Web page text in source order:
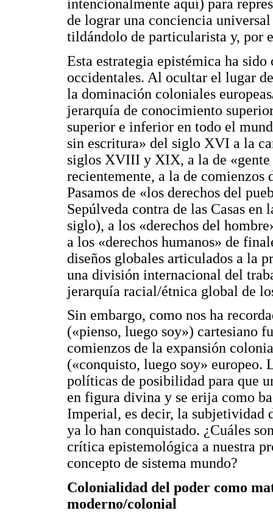
intencionalmente aquí) para
de lograr una conciencia
tildándolo de particularista y, por
Esta estrategia epistémica ha
occidentales. Al ocultar el lugar
la dominación coloniales
jerarquía de conocimiento
superior e inferior en todo el
sin escritura» del siglo XVI a la
siglos XVIII y XIX, a la de
recientemente, a la de
Pasamos de «los derechos del
Sepúlveda contra de las Casas en
siglo), a los «derechos del
a los «derechos humanos» de
diseños globales articulados a la
una división internacional del
jerarquía racial/étnica global de
Sin embargo, como nos ha
(«pienso, luego soy») cartesiano
comienzos de la expansión
(«conquisto, luego soy» europeo.
políticas de posibilidad para que
en figura divina y se erija como
Imperial, es decir, la subjetividad
ya lo han conquistado. ¿Cuáles
crítica epistemológica a nuestra
concepto de sistema mundo?
Colonialidad del poder como
moderno/colonial